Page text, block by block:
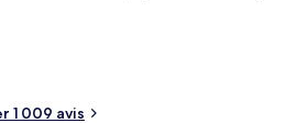
Au menu des petits plus offerts sur
une salle de fitness et un bain à
voyageurs adorent le personnel
L'hébergement se situe à une très
transports publics : Station de métro
1 009 avis